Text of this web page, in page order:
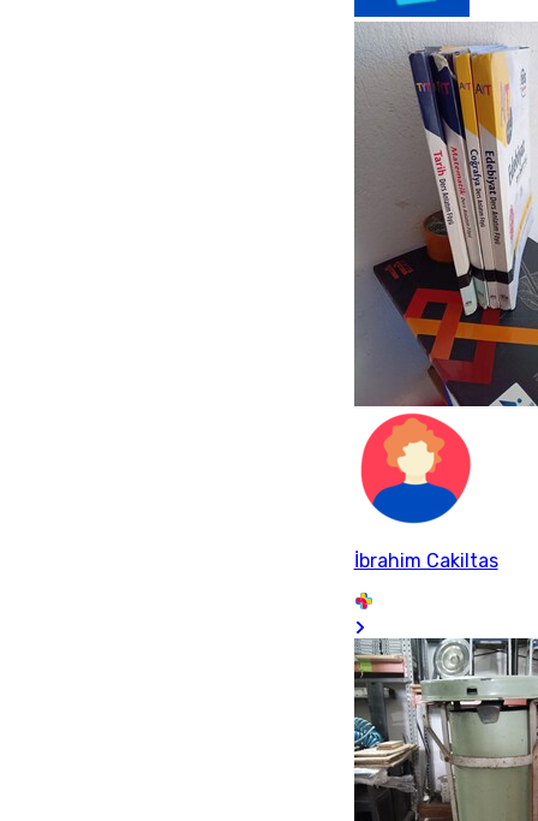
İbrahim Cakiltas